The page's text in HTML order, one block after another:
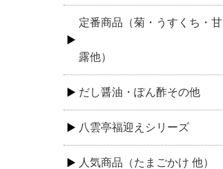
定番商品（菊・うすくち・甘
露他）
だし醤油・ぽん酢その他
八雲亭福迎えシリーズ
人気商品（たまごかけ 他）